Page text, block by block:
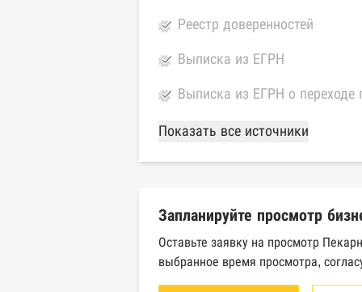
Реестр доверенностей
Выписка из ЕГРН
Выписка из ЕГРН о переходе
База Росстата
Реестры ЕГРЮЛ и ЕГРИП
Картотека арбитражных дел
Единый федеральный реестр
Показать все источники
Запланируйте просмотр
Оставьте заявку на просмотр
выбранное время просмотра,